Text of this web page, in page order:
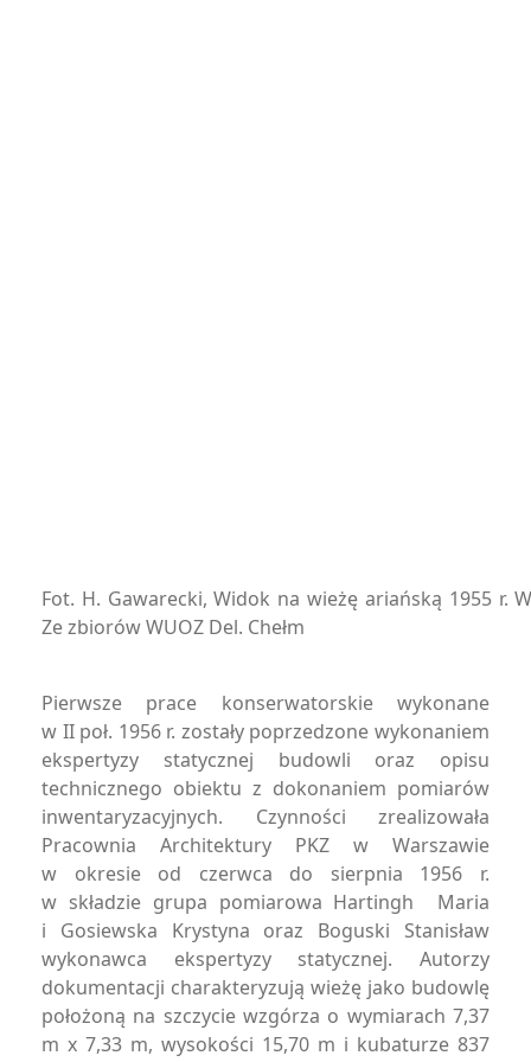
Fot. H. Gawarecki, Widok na wieżę ariańską 1955 r.
Ze zbiorów WUOZ Del. Chełm
Pierwsze prace konserwatorskie wykonane
w II poł. 1956 r. zostały poprzedzone wykonaniem
ekspertyzy statycznej budowli oraz opisu
technicznego obiektu z dokonaniem pomiarów
inwentaryzacyjnych. Czynności zrealizowała
Pracownia Architektury PKZ w Warszawie
w okresie od czerwca do sierpnia 1956 r.
w składzie grupa pomiarowa Hartingh Maria
i Gosiewska Krystyna oraz Boguski Stanisław
wykonawca ekspertyzy statycznej. Autorzy
dokumentacji charakteryzują wieżę jako budowlę
położoną na szczycie wzgórza o wymiarach 7,37
m x 7,33 m, wysokości 15,70 m i kubaturze 837